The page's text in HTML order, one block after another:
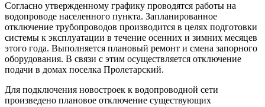
Согласно утвержденному графику проводятся работы на
водопроводе населенного пункта. Запланированное
отключение трубопроводов производится в целях подготовки
системы к эксплуатации в течение осенних и зимних месяцев
этого года. Выполняется плановый ремонт и смена запорного
оборудования. В связи с этим осуществляется отключение
подачи в домах поселка Пролетарский.
Для подключения новостроек к водопроводной сети
произведено плановое отключение существующих